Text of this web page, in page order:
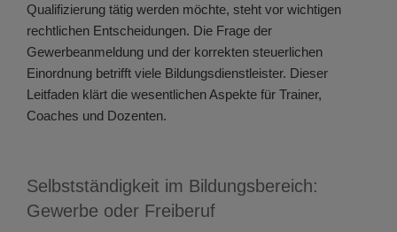
Qualifizierung tätig werden möchte, steht vor wichtigen
rechtlichen Entscheidungen. Die Frage der
Gewerbeanmeldung und der korrekten steuerlichen
Einordnung betrifft viele Bildungsdienstleister. Dieser
Leitfaden klärt die wesentlichen Aspekte für Trainer,
Coaches und Dozenten.
Selbstständigkeit im Bildungsbereich:
Gewerbe oder Freiberuf